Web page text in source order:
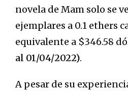
novela de Mam solo se
ejemplares a 0.1 ethers
equivalente a $346.58
al 01/04/2022).
A pesar de su